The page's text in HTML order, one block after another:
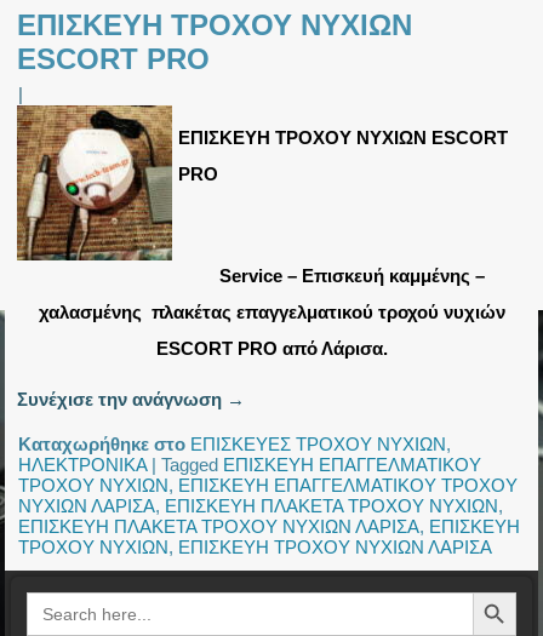
ΕΠΙΣΚΕΥΗ ΤΡΟΧΟΥ ΝΥΧΙΩΝ
ESCORT PRO
|
ΕΠΙΣΚΕΥΗ ΤΡΟΧΟΥ ΝΥΧΙΩΝ ESCORT
PRO
Service – Επισκευή καμμένης –
χαλασμένης πλακέτας επαγγελματικού τροχού νυχιών
ESCORT PRO από Λάρισα.
Συνέχισε την ανάγνωση →
Καταχωρήθηκε στο ΕΠΙΣΚΕΥΕΣ ΤΡΟΧΟΥ ΝΥΧΙΩΝ,
ΗΛΕΚΤΡΟΝΙΚΑ|Tagged ΕΠΙΣΚΕΥΗ ΕΠΑΓΓΕΛΜΑΤΙΚΟΥ
ΤΡΟΧΟΥ ΝΥΧΙΩΝ, ΕΠΙΣΚΕΥΗ ΕΠΑΓΓΕΛΜΑΤΙΚΟΥ ΤΡΟΧΟΥ
ΝΥΧΙΩΝ ΛΑΡΙΣΑ, ΕΠΙΣΚΕΥΗ ΠΛΑΚΕΤΑ ΤΡΟΧΟΥ ΝΥΧΙΩΝ,
ΕΠΙΣΚΕΥΗ ΠΛΑΚΕΤΑ ΤΡΟΧΟΥ ΝΥΧΙΩΝ ΛΑΡΙΣΑ, ΕΠΙΣΚΕΥΗ
ΤΡΟΧΟΥ ΝΥΧΙΩΝ, ΕΠΙΣΚΕΥΗ ΤΡΟΧΟΥ ΝΥΧΙΩΝ ΛΑΡΙΣΑ
Search
for:
Search Button